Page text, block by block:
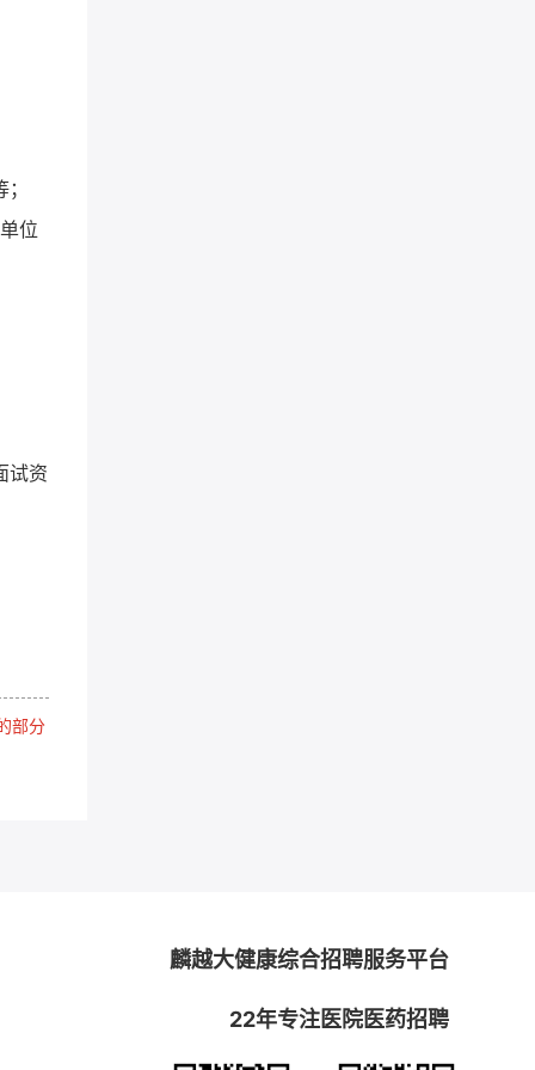
位
试资
部分
麟越大健康综合招聘服务平台
22年专注医院医药招聘